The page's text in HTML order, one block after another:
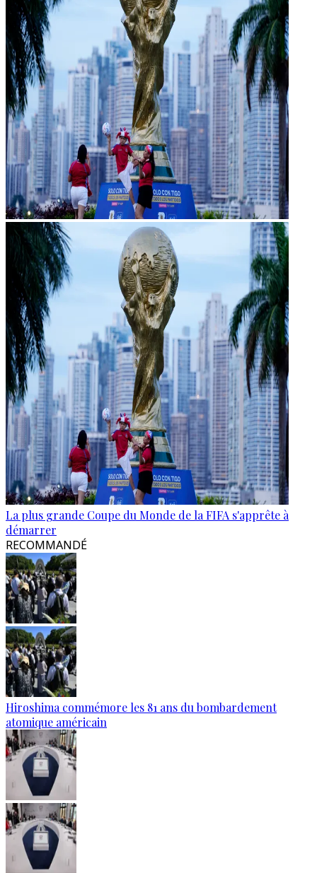
La plus grande Coupe du Monde de la FIFA s'apprête à
démarrer
RECOMMANDÉ
Hiroshima commémore les 81 ans du bombardement
atomique américain